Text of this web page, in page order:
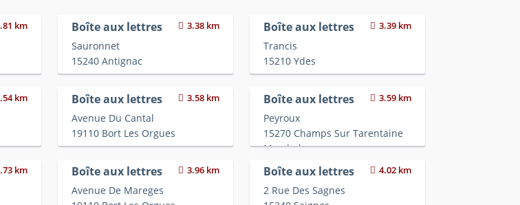
km Boîte aux lettres 3.38 km
Sauronnet
15240 Antignac
Boîte aux lettres 3.39 km
Trancis
15210 Ydes
km Boîte aux lettres 3.58 km
Avenue Du Cantal
19110 Bort Les Orgues
Boîte aux lettres 3.59 km
Peyroux
15270 Champs Sur Tarentaine
Marchal
km Boîte aux lettres 3.96 km
Avenue De Mareges
Boîte aux lettres 4.02 km
2 Rue Des Sagnes